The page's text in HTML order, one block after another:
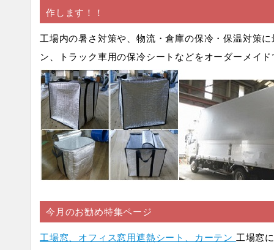
作します！！
工場内の暑さ対策や、物流・倉庫の保冷・保温対策
ン、トラック車用の保冷シートなどをオーダーメイ
今月のお勧め特集ページ
工場窓、オフィス窓用遮熱シート、カーテン 工場窓